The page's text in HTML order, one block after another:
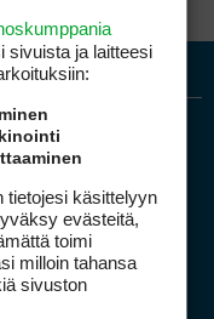
sivuista ja laitteesi
tietojesi käsittelyyn
evästeitä,
toimi
milloin tahansa
sivuston